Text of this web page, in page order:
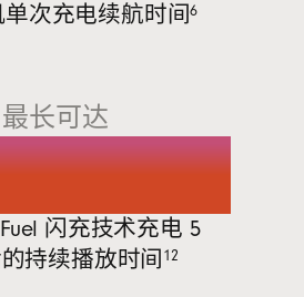
次​充​电续​航时间6
最长​可​达
时
闪充​技术​充电 ​5
持续​播放​时间 12